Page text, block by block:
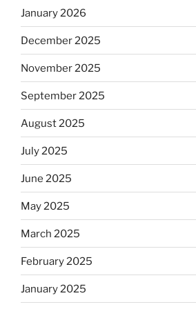
January 2026
December 2025
November 2025
September 2025
August 2025
July 2025
June 2025
May 2025
March 2025
February 2025
January 2025